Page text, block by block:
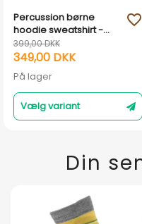
Percussion børne
hoodie sweatshirt -
Forrest Camouflage
399,00 DKK
349,00 DKK
På lager
Vælg variant
favorite_outline
Din